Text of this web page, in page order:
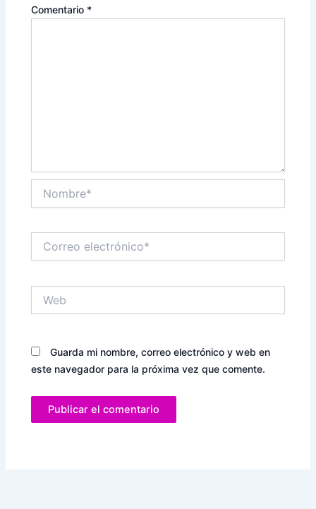
Comentario *
electrónico*
Guarda mi nombre, correo electrónico y web en
este navegador para la próxima vez que comente.